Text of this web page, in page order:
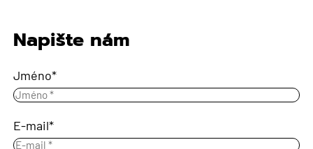
Napište nám
Jméno
E-mail